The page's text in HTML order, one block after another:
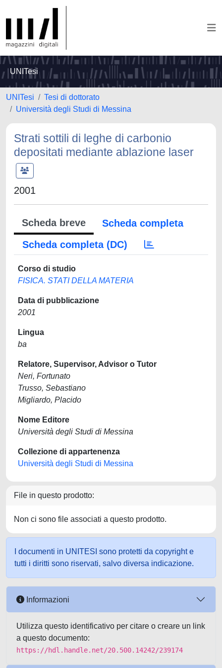
UNITesi
UNITesi
Tesi di dottorato
Università degli Studi di Messina
Strati sottili di leghe di carbonio
depositati mediante ablazione laser
2001
Scheda breve
Scheda completa
Scheda completa (DC)
Corso di studio
FISICA. STATI DELLA MATERIA
Data di pubblicazione
2001
Lingua
ba
Relatore, Supervisor, Advisor o Tutor
Neri, Fortunato
Trusso, Sebastiano
Migliardo, Placido
Nome Editore
Università degli Studi di Messina
Collezione di appartenenza
Università degli Studi di Messina
File in questo prodotto:
Non ci sono file associati a questo prodotto.
I documenti in UNITESI sono protetti da copyright e
tutti i diritti sono riservati, salvo diversa indicazione.
Informazioni
Utilizza questo identificativo per citare o creare un link
a questo documento:
https://hdl.handle.net/20.500.14242/239174